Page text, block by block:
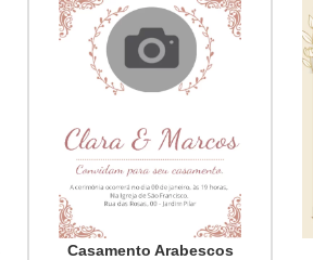
Casamento Arabescos